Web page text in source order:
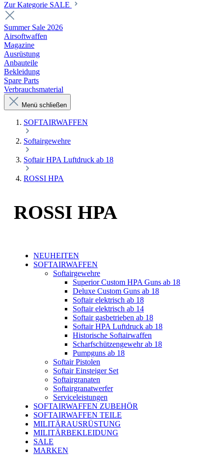
Zur Kategorie SALE
Summer Sale 2026
Airsoftwaffen
Magazine
Ausrüstung
Anbauteile
Bekleidung
Spare Parts
Verbrauchsmaterial
Menü schließen
SOFTAIRWAFFEN
Softairgewehre
Softair HPA Luftdruck ab 18
ROSSI HPA
ROSSI HPA
NEUHEITEN
SOFTAIRWAFFEN
Softairgewehre
Superior Custom HPA Guns ab 18
Deluxe Custom Guns ab 18
Softair elektrisch ab 18
Softair elektrisch ab 14
Softair gasbetrieben ab 18
Softair HPA Luftdruck ab 18
Historische Softairwaffen
Scharfschützengewehr ab 18
Pumpguns ab 18
Softair Pistolen
Softair Einsteiger Set
Softairgranaten
Softairgranatwerfer
Serviceleistungen
SOFTAIRWAFFEN ZUBEHÖR
SOFTAIRWAFFEN TEILE
MILITÄRAUSRÜSTUNG
MILITÄRBEKLEIDUNG
SALE
MARKEN